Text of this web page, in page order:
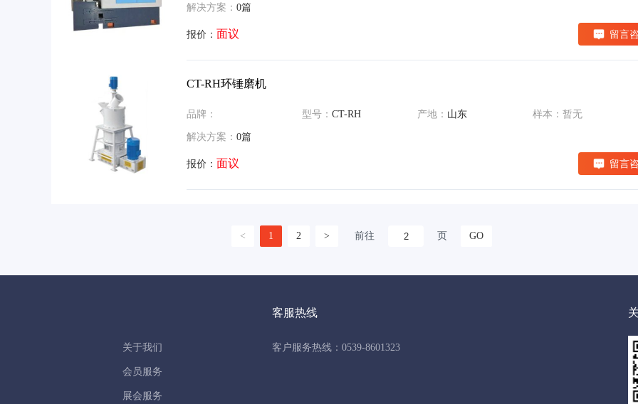
解决方案： 0篇
报价： 面议 留言
CT-RH环锤磨机
品牌： 型号： CT-RH 产地： 山东 样本：暂无
解决方案： 0篇
报价： 面议 留言
< 1 2 > 前往 页 GO
关于我们
会员服务
展会服务
客服热线
客户服务热线：0539-8601323